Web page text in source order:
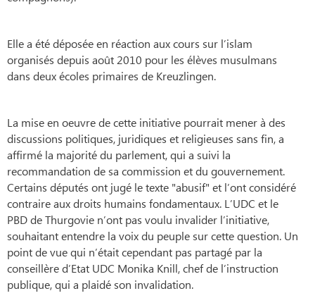
Elle a été déposée en réaction aux cours sur l’islam
organisés depuis août 2010 pour les élèves musulmans
dans deux écoles primaires de Kreuzlingen.
La mise en oeuvre de cette initiative pourrait mener à des
discussions politiques, juridiques et religieuses sans fin, a
affirmé la majorité du parlement, qui a suivi la
recommandation de sa commission et du gouvernement.
Certains députés ont jugé le texte "abusif" et l’ont considéré
contraire aux droits humains fondamentaux. L’UDC et le
PBD de Thurgovie n’ont pas voulu invalider l’initiative,
souhaitant entendre la voix du peuple sur cette question. Un
point de vue qui n’était cependant pas partagé par la
conseillère d’Etat UDC Monika Knill, chef de l’instruction
publique, qui a plaidé son invalidation.